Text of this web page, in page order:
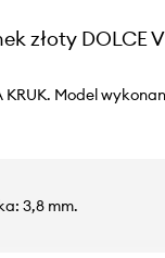
złoty DOLCE
Model
3,8 mm.